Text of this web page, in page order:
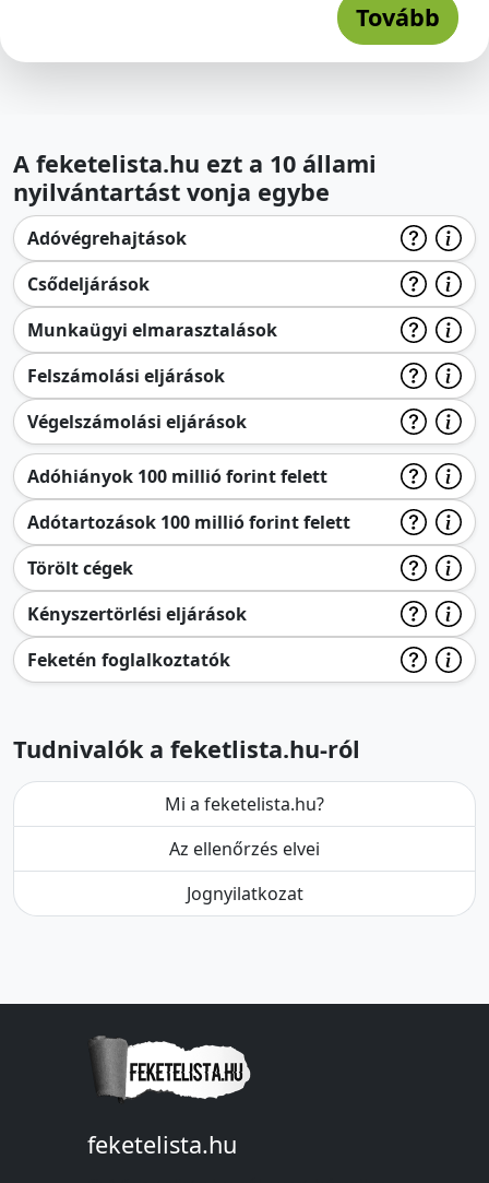
Tovább
A feketelista.hu ezt a 10 állami
nyilvántartást vonja egybe
Adóvégrehajtások
Csődeljárások
Munkaügyi elmarasztalások
Felszámolási eljárások
Végelszámolási eljárások
Adóhiányok 100 millió forint felett
Adótartozások 100 millió forint felett
Törölt cégek
Kényszertörlési eljárások
Feketén foglalkoztatók
Tudnivalók a feketlista.hu-ról
Mi a feketelista.hu?
Az ellenőrzés elvei
Jognyilatkozat
feketelista.hu